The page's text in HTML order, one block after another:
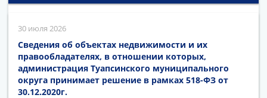
30 июля 2026
Сведения об объектах недвижимости и их
правообладателях, в отношении которых,
администрация Туапсинского муниципального
округа принимает решение в рамках 518-ФЗ от
30.12.2020г.